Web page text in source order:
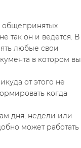
общепринятых
так он и ведётся. В
любые свои
в котором вы
от этого не
когда
дня, недели или
может работать